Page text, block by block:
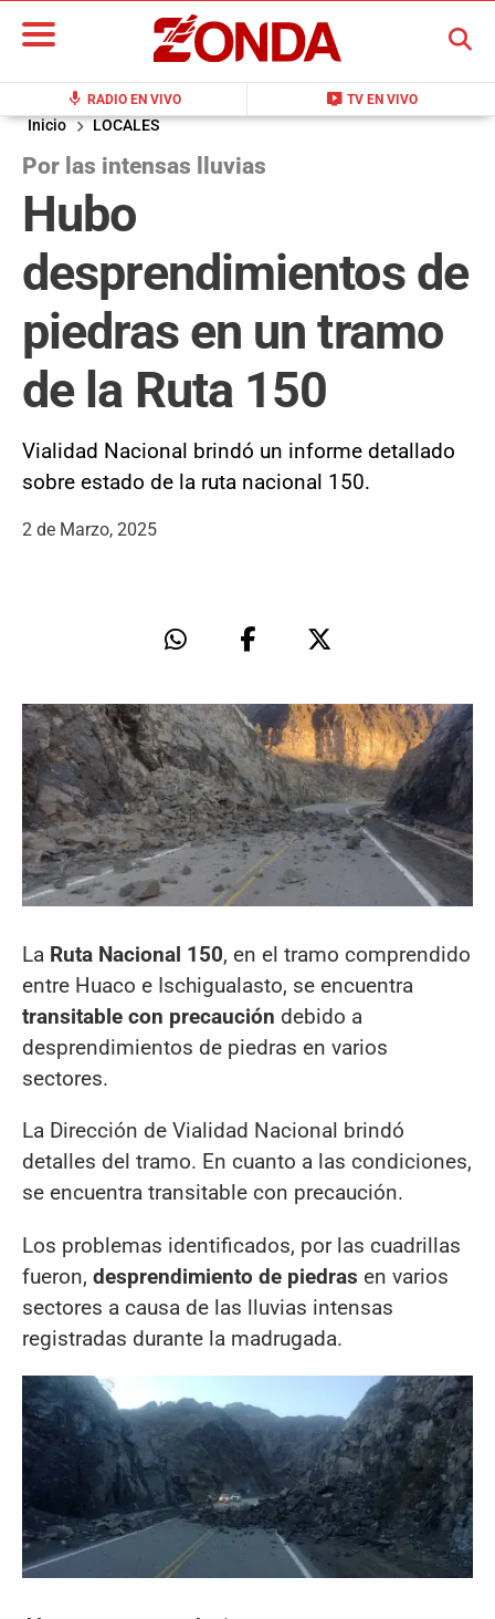
mic RADIO EN VIVO live_tv TV EN VIVO
BUSCAR
Inicio LOCALES
Por las intensas lluvias
Hubo
desprendimientos de
piedras en un tramo
de la Ruta 150
Vialidad Nacional brindó un informe detallado
sobre estado de la ruta nacional 150.
2 de Marzo, 2025
La Ruta Nacional 150, en el tramo comprendido
entre Huaco e Ischigualasto, se encuentra
transitable con precaución debido a
desprendimientos de piedras en varios
sectores.
La Dirección de Vialidad Nacional brindó
detalles del tramo. En cuanto a las condiciones,
se encuentra transitable con precaución.
Los problemas identificados, por las cuadrillas
fueron, desprendimiento de piedras en varios
sectores a causa de las lluvias intensas
registradas durante la madrugada.